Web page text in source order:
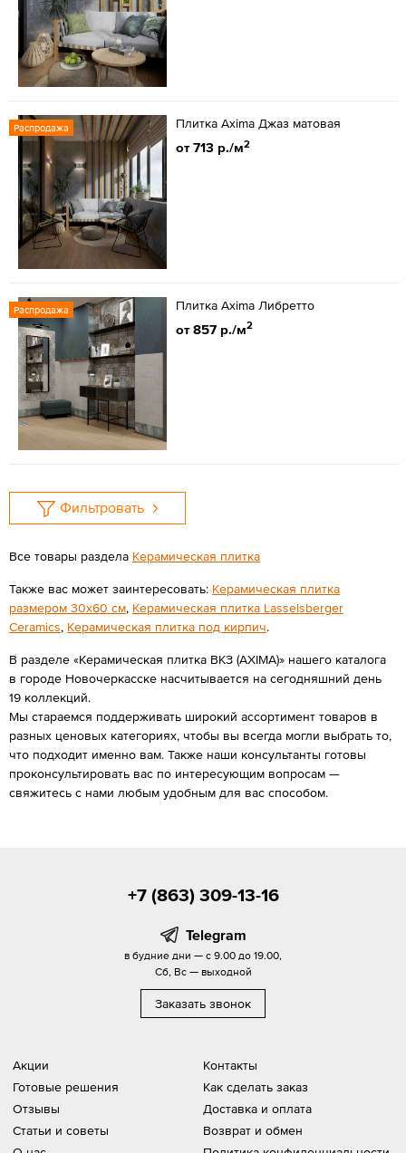
Распродажа Плитка Axima Джаз матовая
от 713 р./м2
Распродажа Плитка Axima Либретто
от 857 р./м2
Фильтровать
Все товары раздела Керамическая плитка
Также вас может заинтересовать: Керамическая плитка
размером 30x60 см, Керамическая плитка Lasselsberger
Ceramics, Керамическая плитка под кирпич.
В разделе «Керамическая плитка ВКЗ (AXIMA)» нашего каталога
в городе Новочеркасске насчитывается на сегодняшний день
19 коллекций.
Мы стараемся поддерживать широкий ассортимент товаров в
разных ценовых категориях, чтобы вы всегда могли выбрать то,
что подходит именно вам. Также наши консультанты готовы
проконсультировать вас по интересующим вопросам —
свяжитесь с нами любым удобным для вас способом.
Акции
Готовые решения
Отзывы
Статьи и советы
Контакты
Как сделать заказ
Доставка и оплата
Возврат и обмен
+7 (863) 309-13-16
Telegram
в будние дни — с 9.00 до 19.00,
Сб, Вс — выходной
Заказать звонок